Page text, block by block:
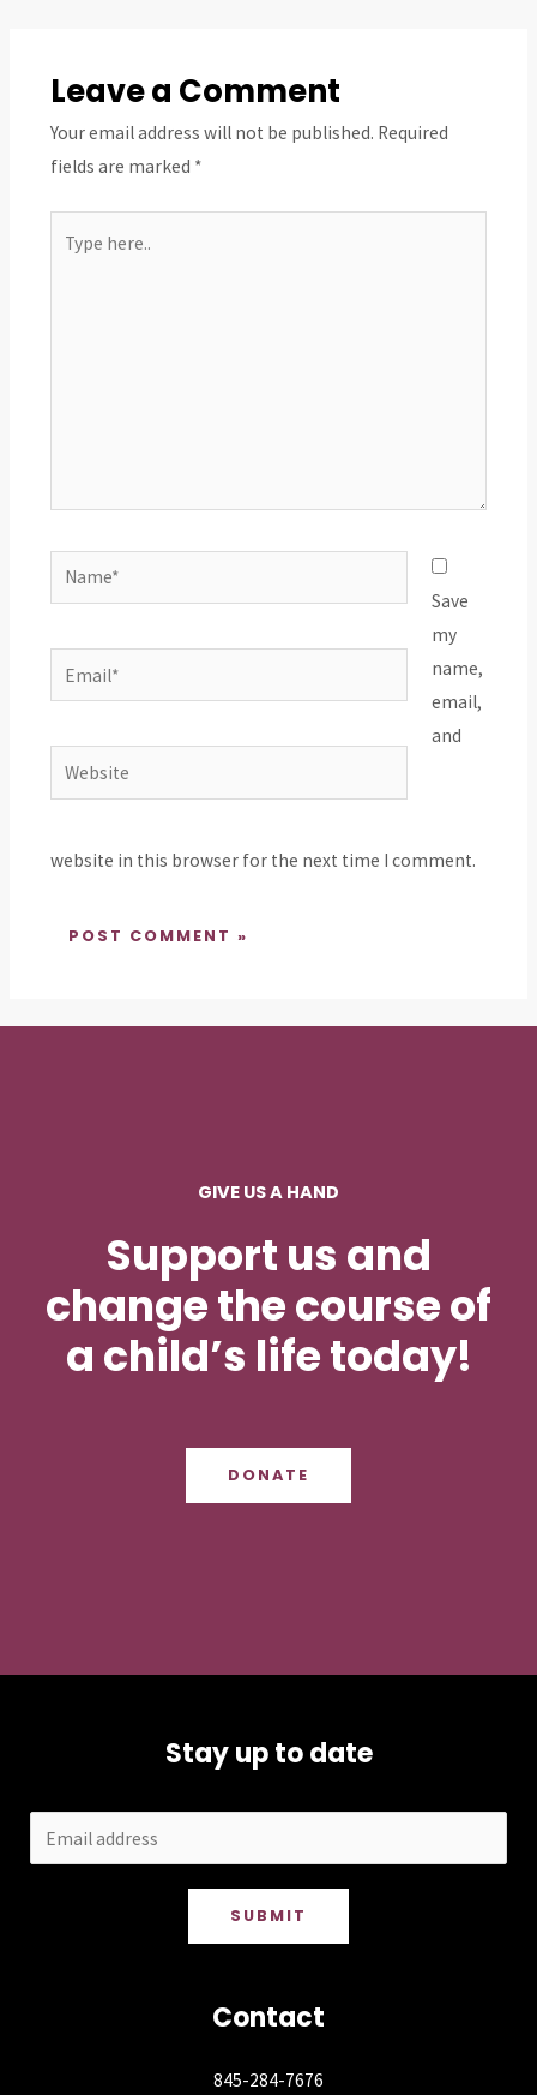
Leave a Comment
Your email address will not be published. Required
fields are marked *
here..
Name*
Email*
Website
Save
my
name,
email,
and
website in this browser for the next time I comment.
GIVE US A HAND
Support us and
change the course of
a child’s life today!
DONATE
Stay up to date
SUBMIT
Contact
845-284-7676